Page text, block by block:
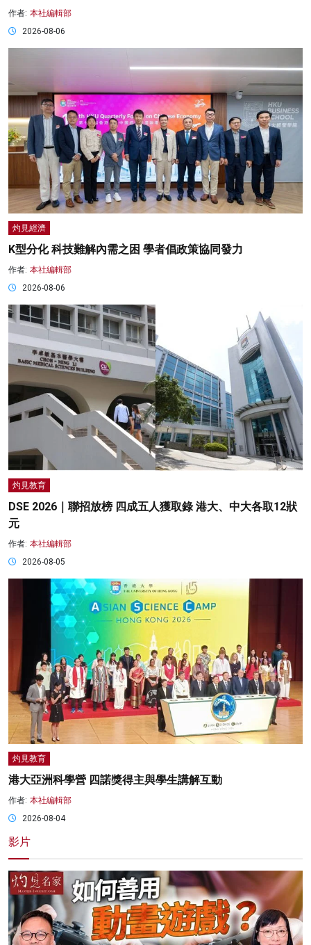
作者: 本社編輯部
2026-08-06
灼見經濟
K型分化 科技難解內需之困 學者倡政策協同發力
作者: 本社編輯部
2026-08-06
灼見教育
DSE 2026｜聯招放榜 四成五人獲取錄 港大、中大各取12狀
元
作者: 本社編輯部
2026-08-05
灼見教育
港大亞洲科學營 四諾獎得主與學生講解互動
作者: 本社編輯部
2026-08-04
影片